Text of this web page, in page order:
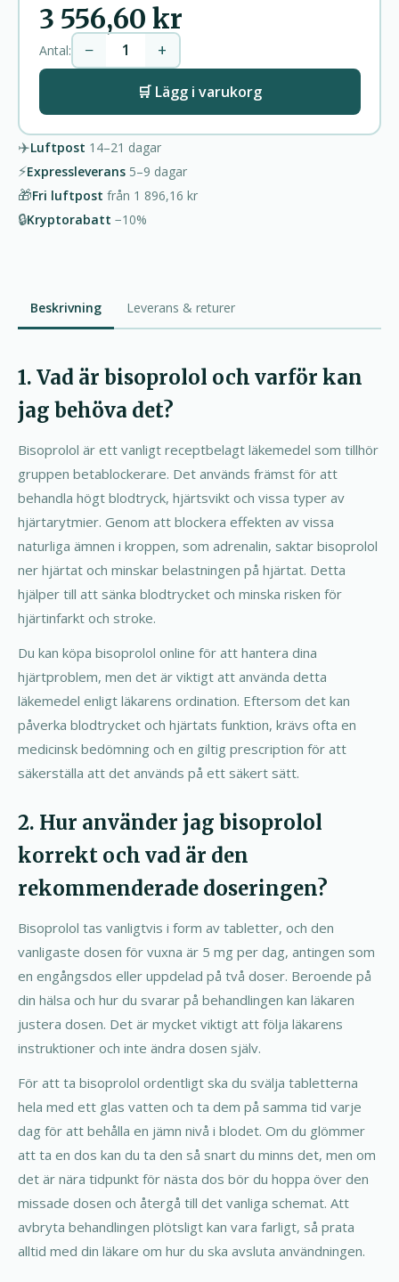
3 556,60 kr
Antal: − +
🛒 Lägg i varukorg
✈️Luftpost 14–21 dagar
⚡Expressleverans 5–9 dagar
🎁Fri luftpost från 1 896,16 kr
🔒Kryptorabatt −10%
Beskrivning Leverans & returer
1. Vad är bisoprolol och varför kan
jag behöva det?
Bisoprolol är ett vanligt receptbelagt läkemedel som tillhör
gruppen betablockerare. Det används främst för att
behandla högt blodtryck, hjärtsvikt och vissa typer av
hjärtarytmier. Genom att blockera effekten av vissa
naturliga ämnen i kroppen, som adrenalin, saktar bisoprolol
ner hjärtat och minskar belastningen på hjärtat. Detta
hjälper till att sänka blodtrycket och minska risken för
hjärtinfarkt och stroke.
Du kan köpa bisoprolol online för att hantera dina
hjärtproblem, men det är viktigt att använda detta
läkemedel enligt läkarens ordination. Eftersom det kan
påverka blodtrycket och hjärtats funktion, krävs ofta en
medicinsk bedömning och en giltig prescription för att
säkerställa att det används på ett säkert sätt.
2. Hur använder jag bisoprolol
korrekt och vad är den
rekommenderade doseringen?
Bisoprolol tas vanligtvis i form av tabletter, och den
vanligaste dosen för vuxna är 5 mg per dag, antingen som
en engångsdos eller uppdelad på två doser. Beroende på
din hälsa och hur du svarar på behandlingen kan läkaren
justera dosen. Det är mycket viktigt att följa läkarens
instruktioner och inte ändra dosen själv.
För att ta bisoprolol ordentligt ska du svälja tabletterna
hela med ett glas vatten och ta dem på samma tid varje
dag för att behålla en jämn nivå i blodet. Om du glömmer
att ta en dos kan du ta den så snart du minns det, men om
det är nära tidpunkt för nästa dos bör du hoppa över den
missade dosen och återgå till det vanliga schemat. Att
avbryta behandlingen plötsligt kan vara farligt, så prata
alltid med din läkare om hur du ska avsluta användningen.